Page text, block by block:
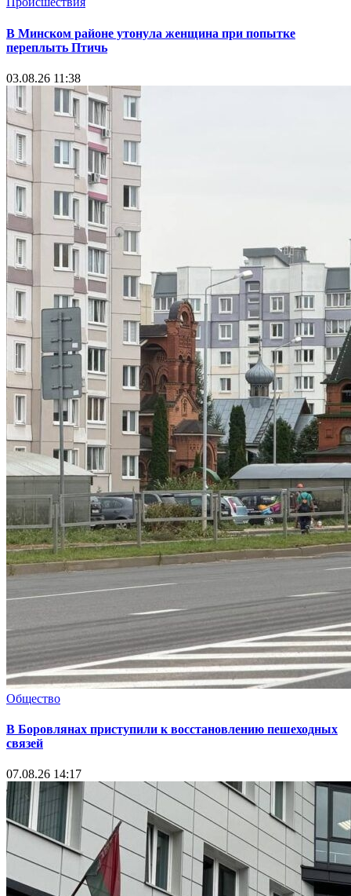
В Минском районе утонула женщина при попытке
переплыть Птичь
03.08.26 11:38
Общество
В Боровлянах приступили к восстановлению пешеходных
связей
07.08.26 14:17